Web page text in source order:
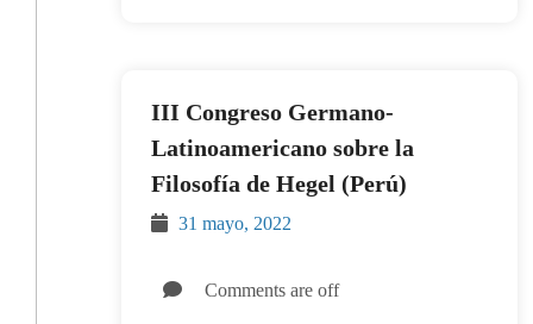
III Congreso Germano-
Latinoamericano sobre la
Filosofía de Hegel (Perú)
31 mayo, 2022
Comments are off